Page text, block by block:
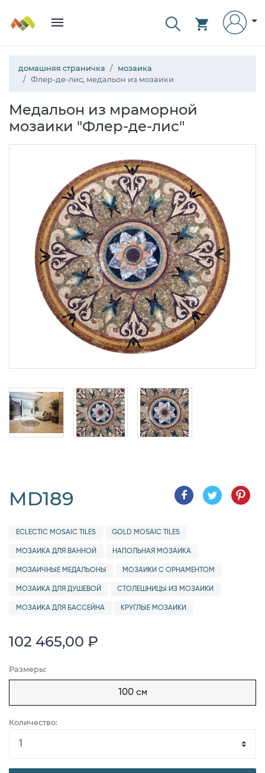
домашняя страничка
мозаика
Флер-де-лис, медальон из мозаики
Медальон из мраморной
мозаики "Флер-де-лис"
MD189
ECLECTIC MOSAIC TILES GOLD MOSAIC TILES
МОЗАИКА ДЛЯ ВАННОЙ НАПОЛЬНАЯ МОЗАИКА
МОЗАИЧНЫЕ МЕДАЛЬОНЫ МОЗАИКИ С ОРНАМЕНТОМ
МОЗАИКА ДЛЯ ДУШЕВОЙ СТОЛЕШНИЦЫ ИЗ МОЗАИКИ
МОЗАИКА ДЛЯ БАССЕЙНА КРУГЛЫЕ МОЗАИКИ
102 465,00 ₽
Размеры:
100 см
Количество: